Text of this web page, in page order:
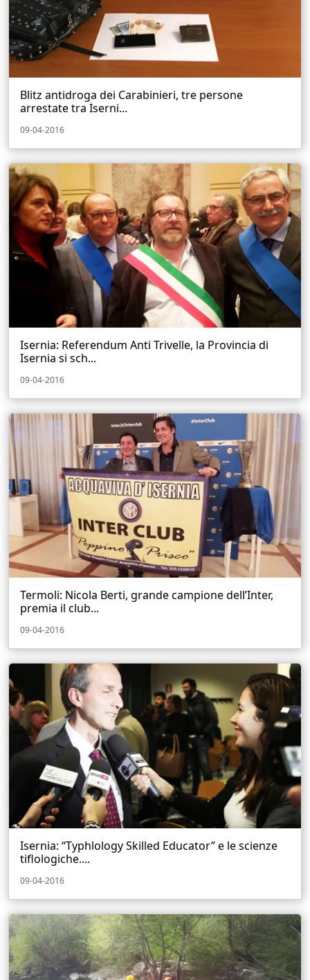
Blitz antidroga dei Carabinieri, tre persone
arrestate tra Iserni...
09-04-2016
Isernia: Referendum Anti Trivelle, la Provincia di
Isernia si sch...
09-04-2016
Termoli: Nicola Berti, grande campione dell’Inter,
premia il club...
09-04-2016
Isernia: “Typhlology Skilled Educator” e le scienze
tiflologiche....
09-04-2016